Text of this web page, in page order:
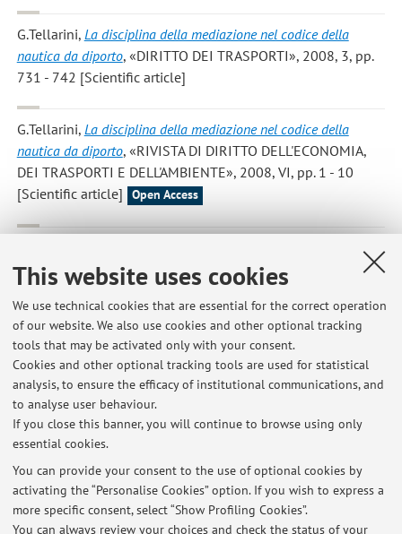
This website uses cookies
We use technical cookies that are essential for the correct operation
of our website. We also use cookies and other optional tracking
tools that may be activated only with your consent.
Cookies and other optional tracking tools are used for statistical
analysis, to ensure the efficacy of institutional communications, and
to analyse user behaviour.
If you close this banner, you will continue to browse using only
essential cookies.
You can provide your consent to the use of optional cookies by
activating the “Personalise Cookies” option. If you wish to express a
more specific consent, select “Show Profiling Cookies”.
You can always review your choices and check the status of your
G.Tellarini, La disciplina della mediazione nel codice della
nautica da diporto, «DIRITTO DEI TRASPORTI», 2008, 3, pp.
731 - 742 [Scientific article]
G.Tellarini, La disciplina della mediazione nel codice della
nautica da diporto, «RIVISTA DI DIRITTO DELL'ECONOMIA,
DEI TRASPORTI E DELL'AMBIENTE», 2008, VI, pp. 1 - 10
[Scientific article]
Open Access
internazionale e comunitario , PADOVA, Cedam, 2008, pp. 237 .
[Research monograph]
1 2 3 4
Publications prior to 2004
Latest news